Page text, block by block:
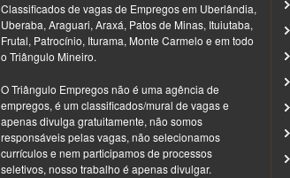
Classificados de vagas de Empregos em Uberlândia,
Uberaba, Araguari, Araxá, Patos de Minas, Ituiutaba,
Frutal, Patrocínio, Iturama, Monte Carmelo e em todo
o Triângulo Mineiro.
O Triângulo Empregos não é uma agência de
empregos, é um classificados/mural de vagas e
apenas divulga gratuitamente, não somos
responsáveis pelas vagas, não selecionamos
currículos e nem participamos de processos
seletivos, nosso trabalho é apenas divulgar.